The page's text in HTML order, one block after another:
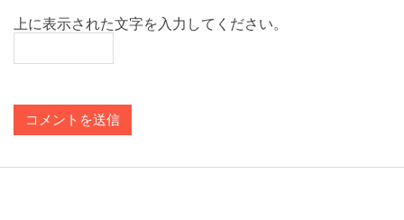
上に表示された文字を入力してください。